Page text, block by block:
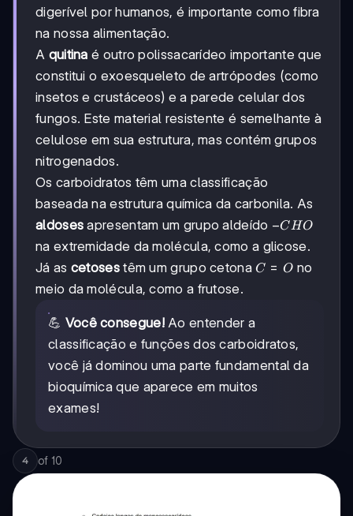
digerível por humanos, é importante como fibra
na nossa alimentação.
A quitina é outro polissacarídeo importante que
constitui o exoesqueleto de artrópodes (como
insetos e crustáceos) e a parede celular dos
fungos. Este material resistente é semelhante à
celulose em sua estrutura, mas contém grupos
nitrogenados.
Os carboidratos têm uma classificação
baseada na estrutura química da carbonila. As
aldoses apresentam um grupo aldeído -
CHO
−CHO
na extremidade da molécula, como a glicose.
Já as cetosestêm um grupo cetonaC=O
C = O no
meio da molécula, como a frutose.
💪 Você consegue!Ao entender a
classificação e funções dos carboidratos,
você já dominou uma parte fundamental da
bioquímica que aparece em muitos
exames!
4 of 10